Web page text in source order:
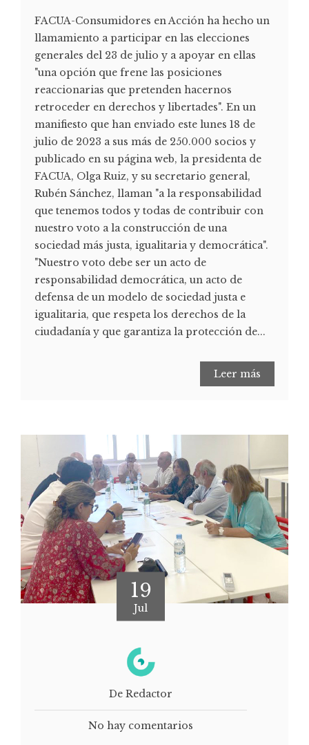
FACUA-Consumidores en Acción ha hecho un
llamamiento a participar en las elecciones
generales del 23 de julio y a apoyar en ellas
"una opción que frene las posiciones
reaccionarias que pretenden hacernos
retroceder en derechos y libertades". En un
manifiesto que han enviado este lunes 18 de
julio de 2023 a sus más de 250.000 socios y
publicado en su página web, la presidenta de
FACUA, Olga Ruiz, y su secretario general,
Rubén Sánchez, llaman "a la responsabilidad
que tenemos todos y todas de contribuir con
nuestro voto a la construcción de una
sociedad más justa, igualitaria y democrática".
"Nuestro voto debe ser un acto de
responsabilidad democrática, un acto de
defensa de un modelo de sociedad justa e
igualitaria, que respeta los derechos de la
ciudadanía y que garantiza la protección de...
Leer más
19
Jul
De Redactor
No hay comentarios